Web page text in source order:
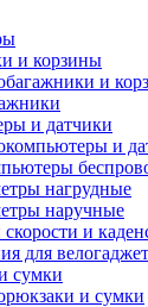
и корзины
и
и датчики
и
нагрудные
наручные
и
для
сумки
и сумки